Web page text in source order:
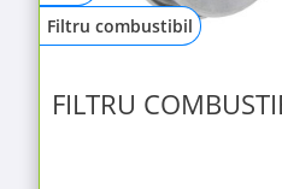
Filtru combustibil
FILTRU